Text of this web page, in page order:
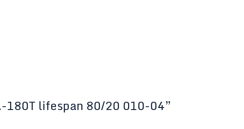
180T lifespan 80/20 010-04”